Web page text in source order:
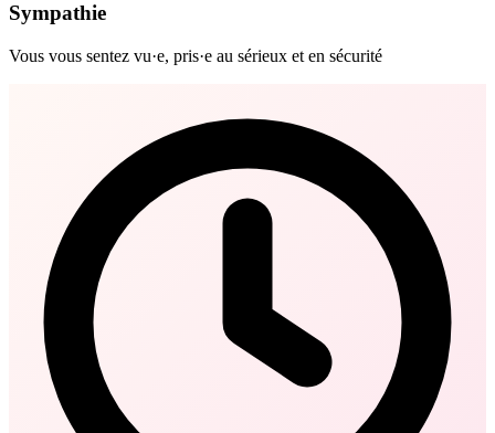
Sympathie
Vous vous sentez vu·e, pris·e au sérieux et en sécurité